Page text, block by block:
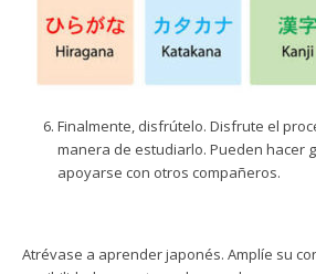
Finalmente, disfrútelo. Disfrute el
manera de estudiarlo. Pueden hacer
apoyarse con otros compañeros.
Atrévase a aprender japonés. Amplíe su